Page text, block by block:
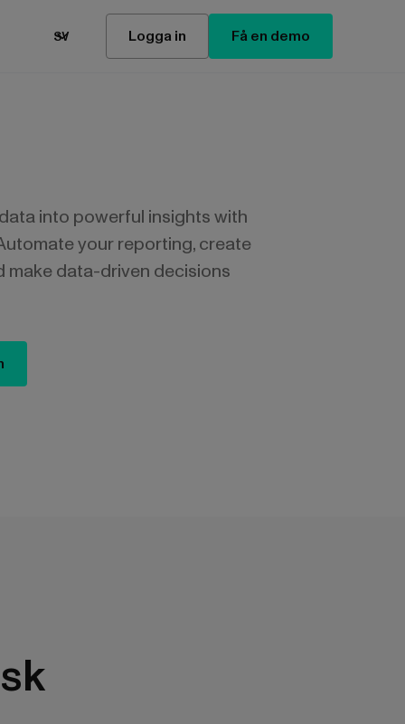
SV Logga in Få en demo
into powerful insights with
your reporting, create
make data-driven decisions